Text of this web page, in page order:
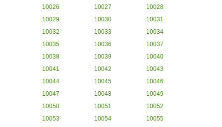
10026
10027
10028
10029
10030
10031
10032
10033
10034
10035
10036
10037
10038
10039
10040
10041
10042
10043
10044
10045
10046
10047
10048
10049
10050
10051
10052
10053
10054
10055